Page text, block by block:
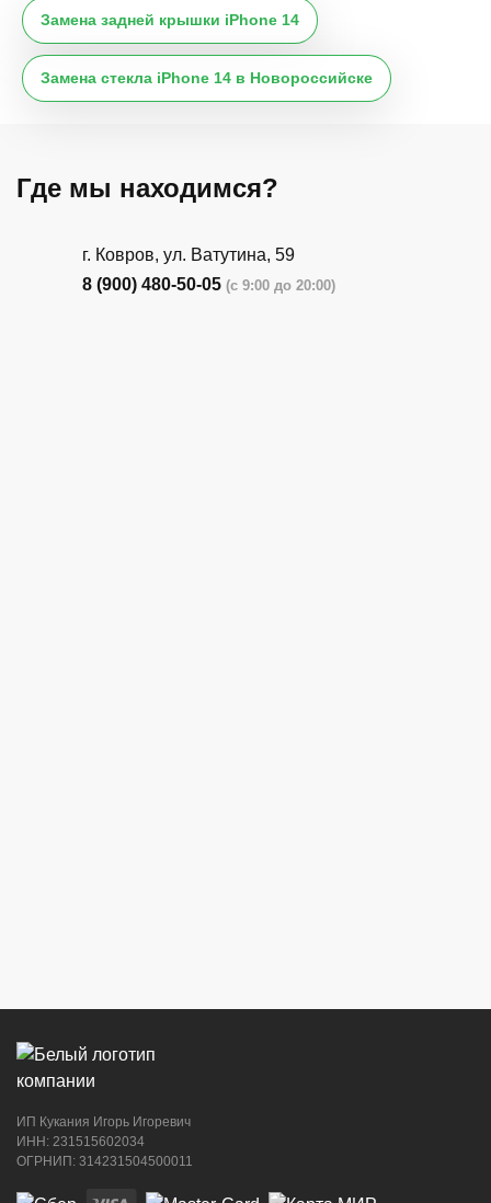
Замена задней крышки iPhone 14
Замена стекла iPhone 14 в Новороссийске
Где мы находимся?
г. Ковров, ул. Ватутина, 59
8 (900) 480-50-05 (с 9:00 до 20:00)
ИП Кукания Игорь Игоревич
ИНН: 231515602034
ОГРНИП: 314231504500011